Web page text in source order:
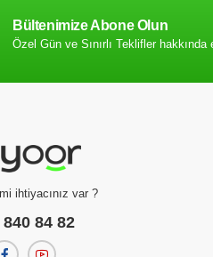
Bültenimize Abone Olun
Özel Gün ve Sınırlı Teklifler
ihtiyacınız var ?
84 82